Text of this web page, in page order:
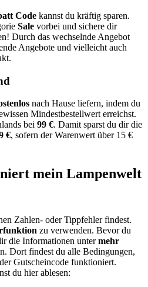
Code kannst du kräftig sparen.
Sale vorbei und sichere dir
Durch das wechselnde Angebot
Angebote und vielleicht auch
nach Hause liefern, indem du
Mindestbestellwert erreichst.
bei 99 €. Damit sparst du dir die
€, sofern der Warenwert über 15 €
mein Lampenwelt
Zahlen- oder Tippfehler findest.
zu verwenden. Bevor du
die Informationen untermehr
Dort findest du alle Bedingungen,
Gutscheincode funktioniert.
du hier ablesen: